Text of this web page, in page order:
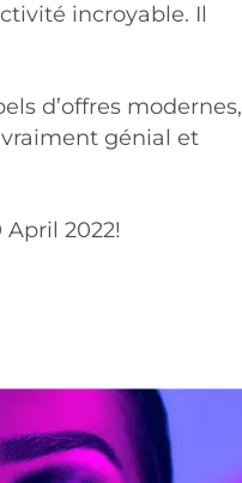
incroyable. Il
d’offres modernes,
génial et
2022!